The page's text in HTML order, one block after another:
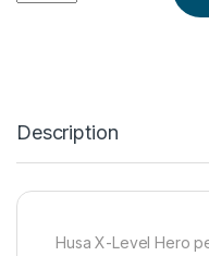
Description
Husa X-Level Hero